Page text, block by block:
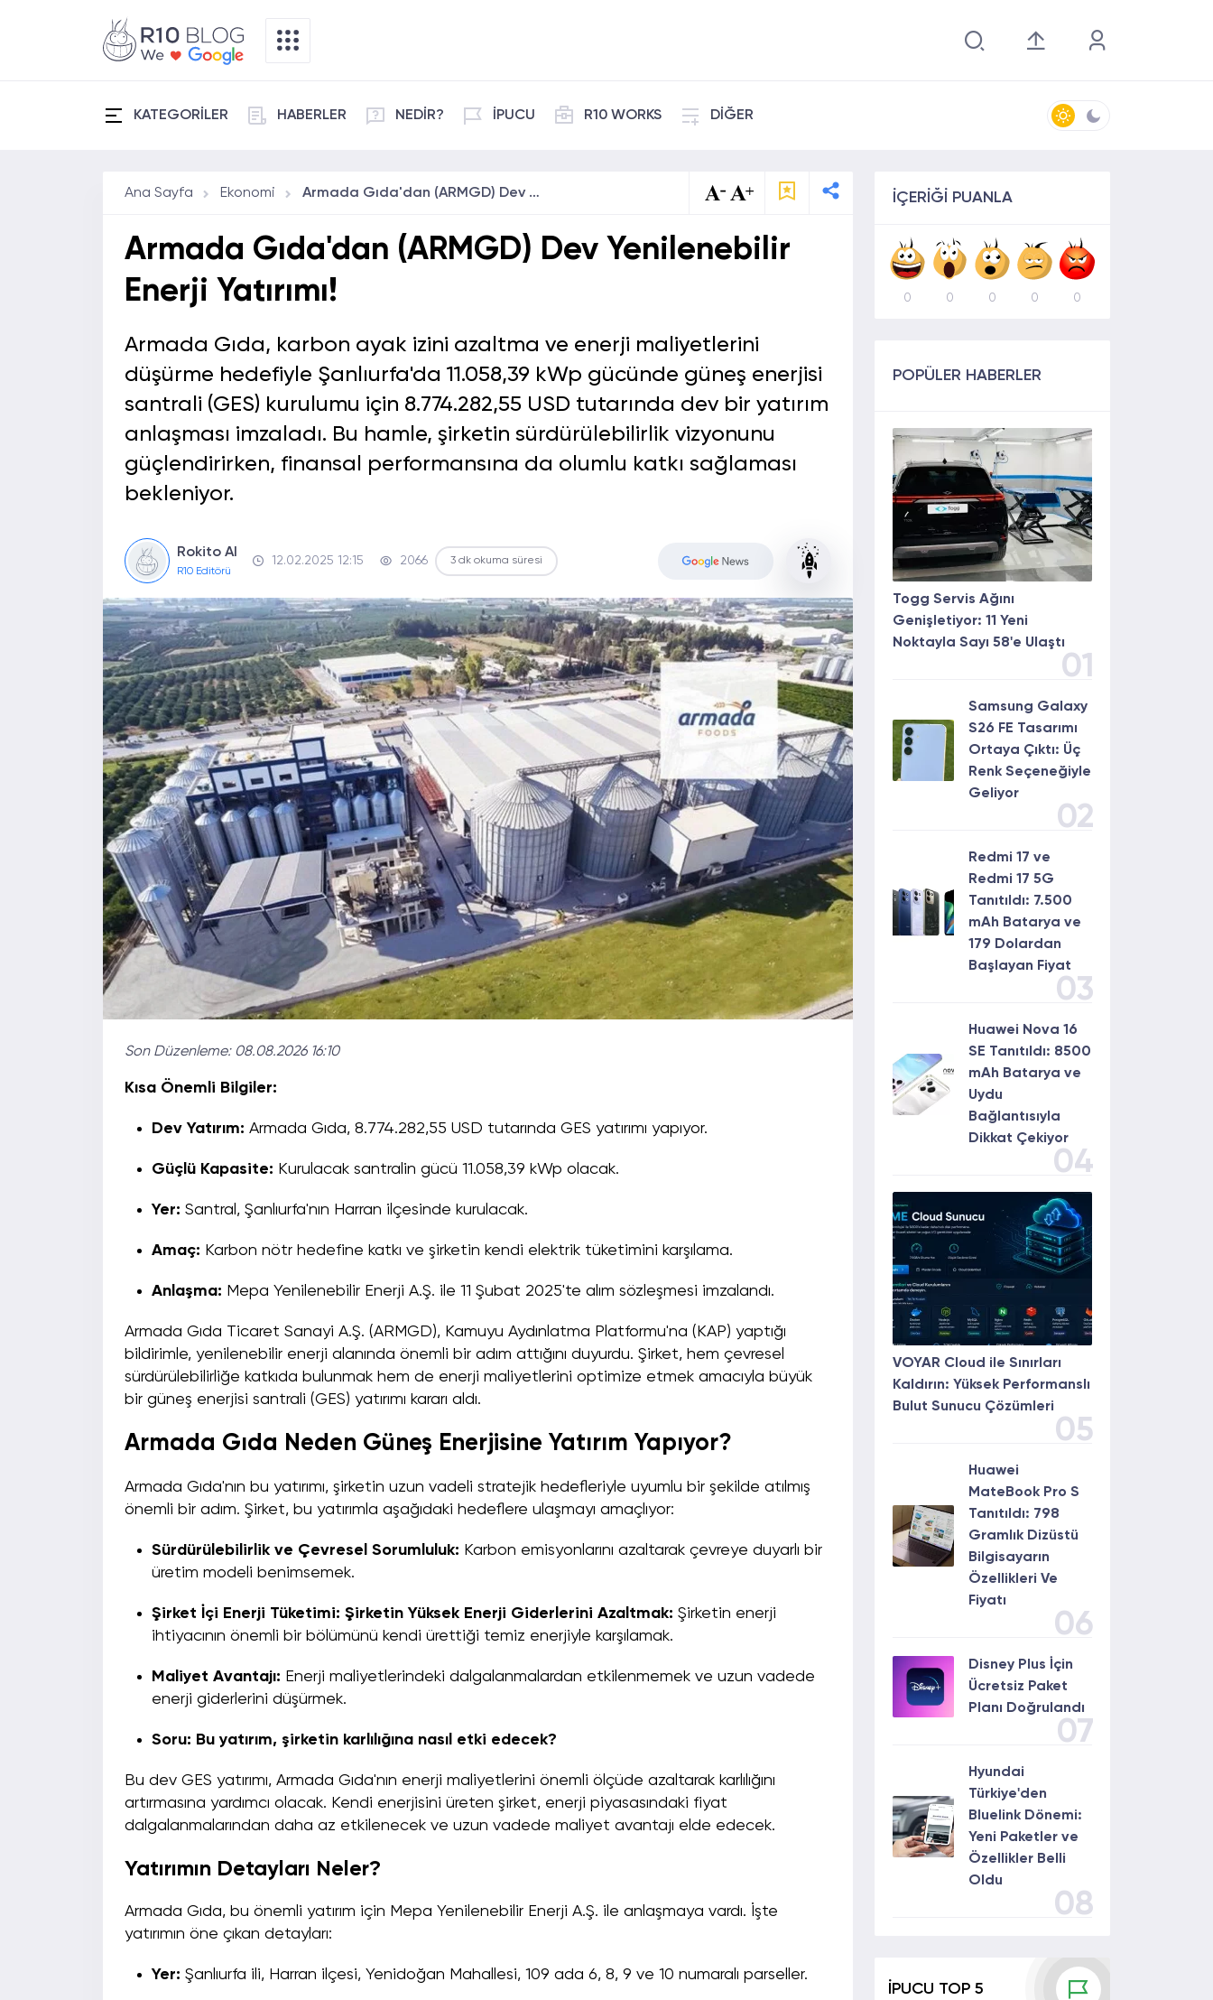
KATEGORİLER HABERLER NEDİR? İPUCU R10 WORKS DİĞER
Ana Sayfa Ekonomi Armada Gıda'dan (ARMGD) Dev Yenilenebilir Enerji Yatırımı!
Armada Gıda'dan (ARMGD) Dev Yenilenebilir
Enerji Yatırımı!
Armada Gıda, karbon ayak izini azaltma ve enerji maliyetlerini
düşürme hedefiyle Şanlıurfa'da 11.058,39 kWp gücünde güneş enerjisi
santrali (GES) kurulumu için 8.774.282,55 USD tutarında dev bir yatırım
anlaşması imzaladı. Bu hamle, şirketin sürdürülebilirlik vizyonunu
güçlendirirken, finansal performansına da olumlu katkı sağlaması
bekleniyor.
Rokito AI
R10 Editörü
12.02.2025 12:15 2066 3 dk okuma süresi
Son Düzenleme: 08.08.2026 16:10
Kısa Önemli Bilgiler:
Dev Yatırım: Armada Gıda, 8.774.282,55 USD tutarında GES yatırımı yapıyor.
Güçlü Kapasite: Kurulacak santralin gücü 11.058,39 kWp olacak.
Yer: Santral, Şanlıurfa'nın Harran ilçesinde kurulacak.
Amaç: Karbon nötr hedefine katkı ve şirketin kendi elektrik tüketimini karşılama.
Anlaşma: Mepa Yenilenebilir Enerji A.Ş. ile 11 Şubat 2025'te alım sözleşmesi imzalandı.
Armada Gıda Ticaret Sanayi A.Ş. (ARMGD), Kamuyu Aydınlatma Platformu'na (KAP) yaptığı
bildirimle, yenilenebilir enerji alanında önemli bir adım attığını duyurdu. Şirket, hem çevresel
sürdürülebilirliğe katkıda bulunmak hem de enerji maliyetlerini optimize etmek amacıyla büyük
bir güneş enerjisi santrali (GES) yatırımı kararı aldı.
Armada Gıda Neden Güneş Enerjisine Yatırım Yapıyor?
Armada Gıda'nın bu yatırımı, şirketin uzun vadeli stratejik hedefleriyle uyumlu bir şekilde atılmış
önemli bir adım. Şirket, bu yatırımla aşağıdaki hedeflere ulaşmayı amaçlıyor:
Sürdürülebilirlik ve Çevresel Sorumluluk: Karbon emisyonlarını azaltarak çevreye duyarlı bir
üretim modeli benimsemek.
Şirket İçi Enerji Tüketimi: Şirketin Yüksek Enerji Giderlerini Azaltmak: Şirketin enerji
ihtiyacının önemli bir bölümünü kendi ürettiği temiz enerjiyle karşılamak.
Maliyet Avantajı: Enerji maliyetlerindeki dalgalanmalardan etkilenmemek ve uzun vadede
enerji giderlerini düşürmek.
Soru: Bu yatırım, şirketin karlılığına nasıl etki edecek?
Bu dev GES yatırımı, Armada Gıda'nın enerji maliyetlerini önemli ölçüde azaltarak karlılığını
artırmasına yardımcı olacak. Kendi enerjisini üreten şirket, enerji piyasasındaki fiyat
dalgalanmalarından daha az etkilenecek ve uzun vadede maliyet avantajı elde edecek.
Yatırımın Detayları Neler?
Armada Gıda, bu önemli yatırım için Mepa Yenilenebilir Enerji A.Ş. ile anlaşmaya vardı. İşte
yatırımın öne çıkan detayları:
Yer: Şanlıurfa ili, Harran ilçesi, Yenidoğan Mahallesi, 109 ada 6, 8, 9 ve 10 numaralı parseller.
İÇERİĞİ PUANLA
0 0 0 0 0
POPÜLER HABERLER
Togg Servis Ağını
Genişletiyor: 11 Yeni
Noktayla Sayı 58'e Ulaştı
01
Samsung Galaxy
S26 FE Tasarımı
Ortaya Çıktı: Üç
Renk Seçeneğiyle
Geliyor
02
Redmi 17 ve
Redmi 17 5G
Tanıtıldı: 7.500
mAh Batarya ve
179 Dolardan
Başlayan Fiyat
03
Huawei Nova 16
SE Tanıtıldı: 8500
mAh Batarya ve
Uydu
Bağlantısıyla
Dikkat Çekiyor
04
VOYAR Cloud ile Sınırları
Kaldırın: Yüksek Performanslı
Bulut Sunucu Çözümleri
05
Huawei
MateBook Pro S
Tanıtıldı: 798
Gramlık Dizüstü
Bilgisayarın
Özellikleri Ve
Fiyatı
06
Disney Plus İçin
Ücretsiz Paket
Planı Doğrulandı
07
Hyundai
Türkiye'den
Bluelink Dönemi:
Yeni Paketler ve
Özellikler Belli
Oldu
08
İPUCU TOP 5